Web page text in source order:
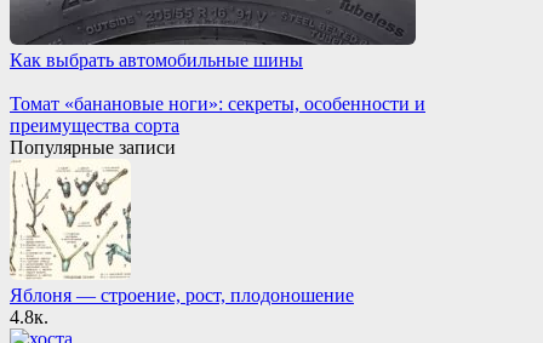
Как выбрать автомобильные шины
Томат «банановые ноги»: секреты, особенности и
преимущества сорта
Популярные записи
Яблоня — строение, рост, плодоношение
4.8к.